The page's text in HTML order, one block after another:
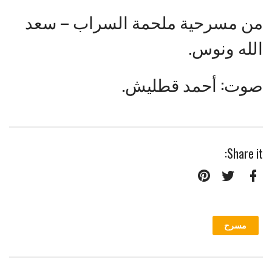
من مسرحية ملحمة السراب – سعد
الله ونوس.
صوت: أحمد قطليش.
Share it:
مسرح